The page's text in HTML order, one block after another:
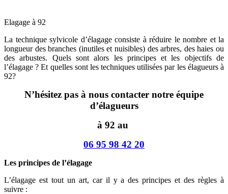
Elagage à 92
La technique sylvicole d’élagage consiste à réduire le nombre et la
longueur des branches (inutiles et nuisibles) des arbres, des haies ou
des arbustes. Quels sont alors les principes et les objectifs de
l’élagage ? Et quelles sont les techniques utilisées par les élagueurs à
92?
N’hésitez pas à nous contacter notre équipe
d’élagueurs
à 92 au
06 95 98 42 20
Les principes de l’élagage
L’élagage est tout un art, car il y a des principes et des règles à
suivre :